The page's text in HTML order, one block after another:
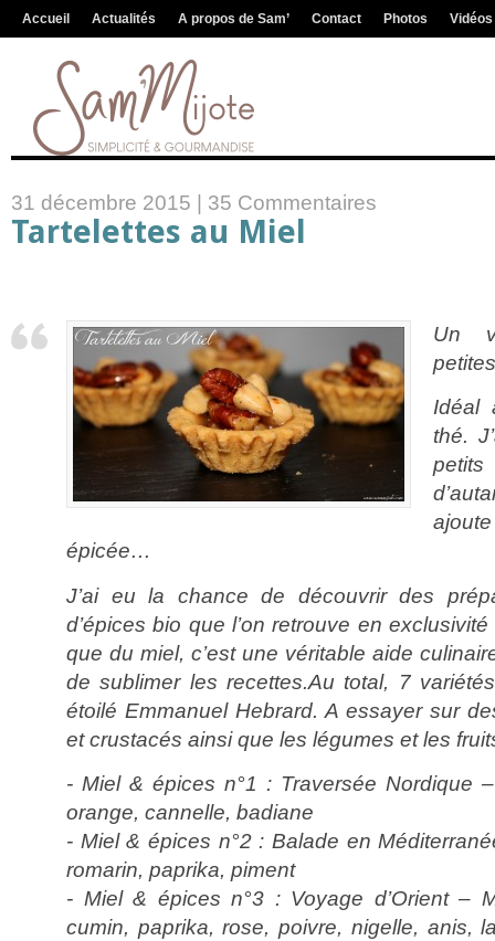
Accueil Actualités A propos de Sam’ Contact Photos Vidéos
31 décembre 2015 | 35 Commentaires
Tartelettes au Miel
Un
Idéal
thé.
épicée…
J’ai eu la chance de découvrir des
d’épices bio que l’on retrouve en
que du miel, c’est une véritable aide
de sublimer les recettes.Au total, 7
étoilé Emmanuel Hebrard. A essayer sur
et crustacés ainsi que les légumes et les
- Miel & épices n°1 : Traversée Nordique
orange, cannelle, badiane
- Miel & épices n°2 : Balade en
romarin, paprika, piment
- Miel & épices n°3 : Voyage d’Orient –
cumin, paprika, rose, poivre, nigelle, anis,